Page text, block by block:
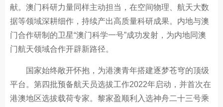
献。澳门科研力量同样主动担当，在空间物理、航天大数
据等领域深耕细作，持续产出高质量科研成果。内地与澳
门合作研制的卫星“澳门科学一号”成功发射，为内地同澳
门航天领域合作开辟新路径。
国家始终敞开怀抱，为港澳青年搭建逐梦苍穹的顶级
平台。第四批预备航天员选拔工作2022年启动，并首次在
港澳地区选拔载荷专家。黎家盈顺利入选神舟二十三号乘